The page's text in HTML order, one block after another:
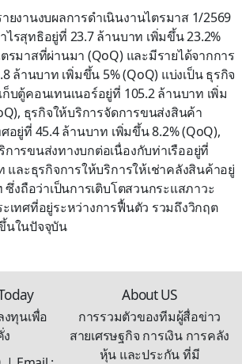
ยงานงบผลการดำเนินงานไตรมาส 1/2569
ไรสุทธิอยู่ที่ 23.7 ล้านบาท เพิ่มขึ้น 23.2%
ตรมาสที่ผ่านมา (QoQ) และมีรายได้จากการ
ล้านบาท เพิ่มขึ้น 5% (QoQ) แบ่งเป็น ธุรกิจ
บตู้คอนเทนเนอร์อยู่ที่ 105.2 ล้านบาท เพิ่ม
ธุรกิจให้บริการจัดการขนส่งสินค้า
อยู่ที่ 45.4 ล้านบาท เพิ่มขึ้น 8.2% (QoQ),
การขนส่งทางบกต่อเนื่องกับท่าเรืออยู่ที่
และธุรกิจการให้บริการให้เช่าคลังสินค้าอยู่
ซึ่งถือว่าเป็นการเติบโตสวนกระแสภาวะ
ะเทศที่อยู่ระหว่างการฟื้นตัว รวมถึงวิกฤต
นในปัจจุบัน
งทุนเพื่อ
About US
การรวมตัวของทีมผู้สื่อข่าว
สายเศรษฐกิจ การเงิน การคลัง
หุ้น และประกัน ที่มี